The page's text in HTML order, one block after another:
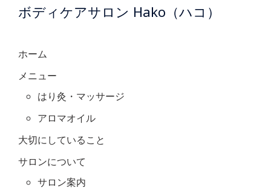
ボディケアサロン Hako（ハコ）
ホーム
メニュー
はり灸・マッサージ
アロマオイル
大切にしていること
サロンについて
サロン案内